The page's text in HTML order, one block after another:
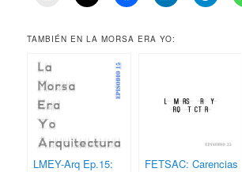
TAMBIÉN EN LA MORSA ERA YO:
LMEY-Arq Ep.15:
FETSAC: Carencias